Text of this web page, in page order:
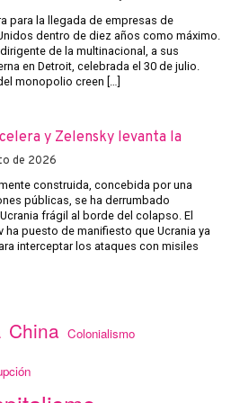
para la llegada de empresas de
dentro de diez años como máximo.
de la multinacional, a sus
en Detroit, celebrada el 30 de julio.
monopolio creen […]
y Zelensky levanta la
de 2026
construida, concebida por una
públicas, se ha derrumbado
frágil al borde del colapso. El
ha puesto de manifiesto que Ucrania ya
interceptar los ataques con misiles
China Colonialismo